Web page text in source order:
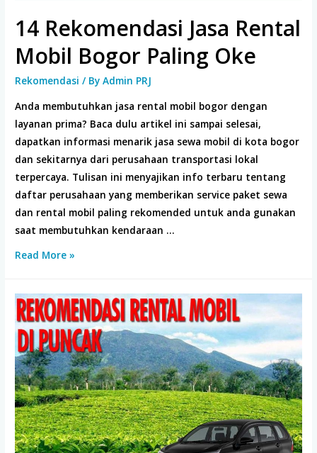
14 Rekomendasi Jasa Rental
Mobil Bogor Paling Oke
Rekomendasi / ByAdmin PRJ
Anda membutuhkan jasa rental mobil bogor dengan
layanan prima? Baca dulu artikel ini sampai selesai,
dapatkan informasi menarik jasa sewa mobil di kota bogor
dan sekitarnya dari perusahaan transportasi lokal
terpercaya. Tulisan ini menyajikan info terbaru tentang
daftar perusahaan yang memberikan service paket sewa
dan rental mobil paling rekomended untuk anda gunakan
saat membutuhkan kendaraan …
14
Rental
Mobil
Bogor
Paling
Oke
Read More »